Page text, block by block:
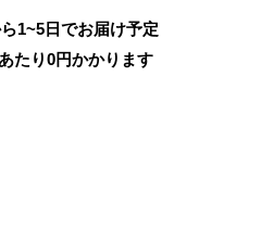
1~5日でお届け予定
たり0円かかります